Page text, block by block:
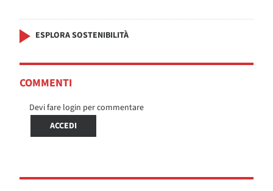
ESPLORA SOSTENIBILITÀ
COMMENTI
Devi fare login per commentare
ACCEDI